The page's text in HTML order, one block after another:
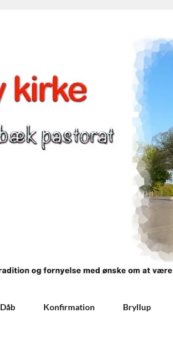
Dåb Konfirmation Bryllup